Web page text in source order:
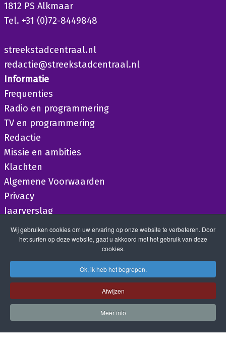
1812 PS Alkmaar
Tel. +31 (0)72-8449848
streekstadcentraal.nl
redactie@streekstadcentraal.nl
Informatie
Frequenties
Radio en programmering
TV en programmering
Redactie
Missie en ambities
Klachten
Algemene Voorwaarden
Privacy
Jaarverslag
Wij gebruiken cookies om uw ervaring op onze website te verbeteren. Door
het surfen op deze website, gaat u akkoord met het gebruik van deze
cookies.
Ok, ik heb het begrepen.
Afwijzen
Meer info